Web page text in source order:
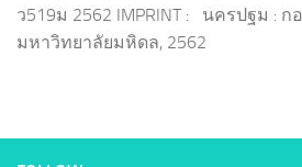
ว519ม 2562 IMPRINT : นครปฐม : ก
มหาวิทยาลัยมหิดล, 2562